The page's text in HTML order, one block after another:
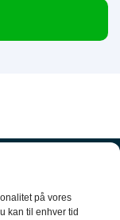
på vores
kan til enhver tid